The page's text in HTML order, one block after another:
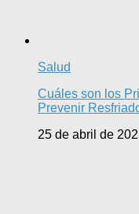
Salud
Cuáles son los
Prevenir
25 de abril de